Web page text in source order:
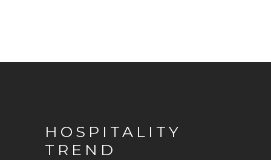
HOSPITALITY
TREND